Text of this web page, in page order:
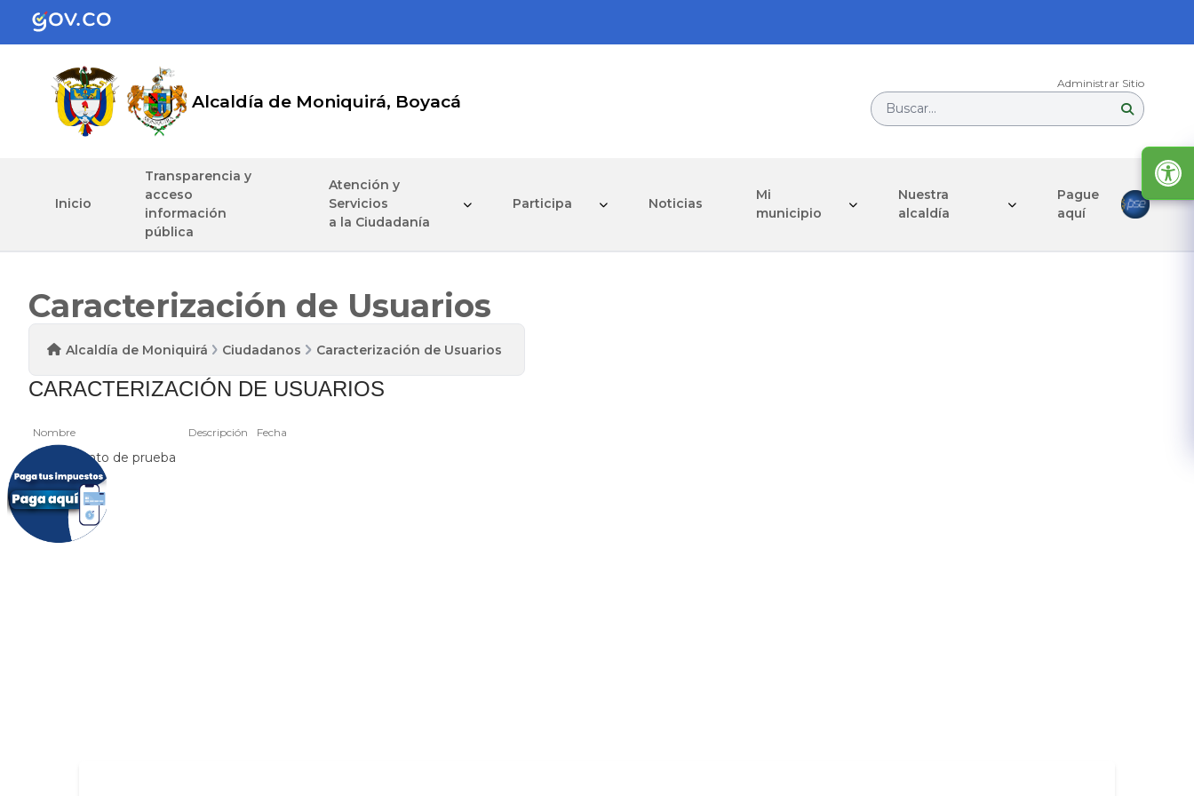
Alcaldía de Moniquirá, Boyacá
Administrar Sitio
Buscar...
Inicio
Transparencia y
acceso
información
pública
Atención y
Servicios
a la Ciudadanía
Participa Noticias
Mi
municipio
Nuestra
alcaldía
Pague
aquí
Caracterización de Usuarios
Alcaldía de Moniquirá Ciudadanos Caracterización de Usuarios
​CARACTERIZACIÓN DE USUARIOS
Nombre Descripción Fecha
Documento de prueba